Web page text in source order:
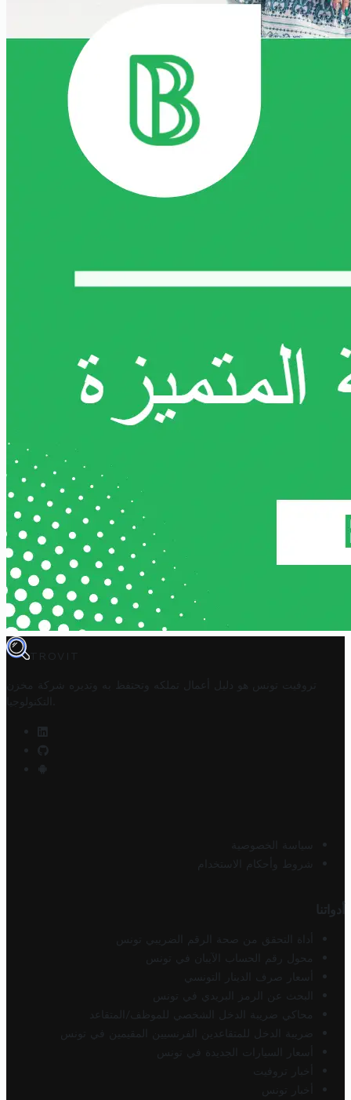
TROVIT
تروفيت تونس هو دليل أعمال تملكه وتحتفظ به وتديره
شركة مخزن
التكنولوجيا
سياسة الخصوصية
شروط وأحكام الاستخدام
أدواتنا
أداة التحقق من صحة الرقم الضريبي تونس
محول رقم الحساب الآيبان في تونس
أسعار صرف الدينار التونسي
البحث عن الرمز البريدي في تونس
محاكي ضريبة الدخل الشخصي للموظف/المتقاعد
ضريبة الدخل للمتقاعدين الفرنسيين المقيمين في تونس
أسعار السيارات الجديدة في تونس
أخبار تروفيت
أخبار تونس